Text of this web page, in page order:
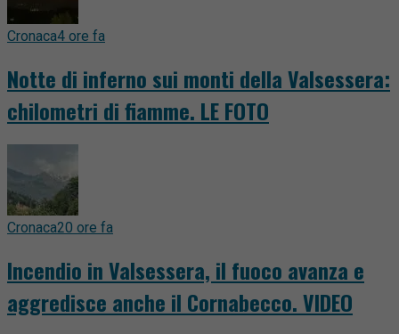
Cronaca4 ore fa
Notte di inferno sui monti della Valsessera:
chilometri di fiamme. LE FOTO
Cronaca20 ore fa
Incendio in Valsessera, il fuoco avanza e
aggredisce anche il Cornabecco. VIDEO